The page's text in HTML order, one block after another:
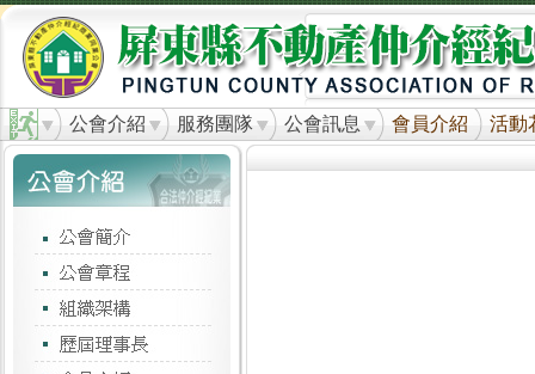
公會介紹 服務團隊 公會訊息 會員介紹 活動